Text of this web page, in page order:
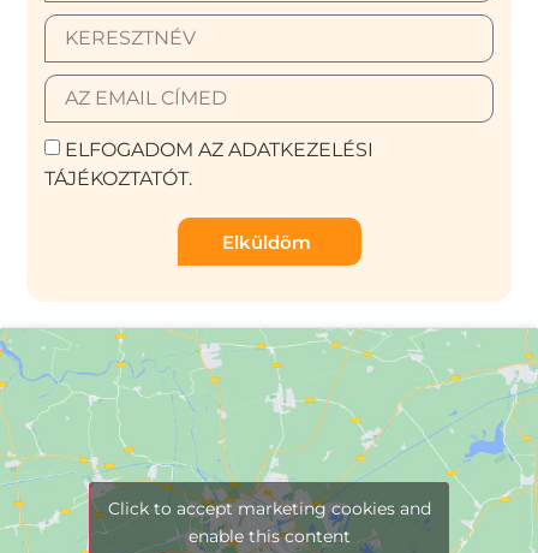
ELFOGADOM AZ ADATKEZELÉSI
TÁJÉKOZTATÓT.
Elküldöm
Click to accept marketing cookies and
enable this content